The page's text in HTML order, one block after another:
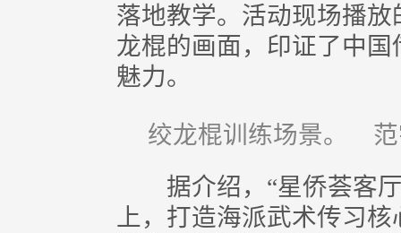
落地教学。活动现场播
龙棍的画面，印证了中
魅力。
绞龙棍训练场景。 范
据介绍，“星侨荟客厅
上，打造海派武术传习